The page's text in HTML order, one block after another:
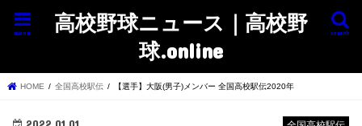
高校野球ニュース｜高校野
球.online
search
menu
HOME 全国高校駅伝 【選手】大阪(男子)メンバー 全国高校駅伝2020年